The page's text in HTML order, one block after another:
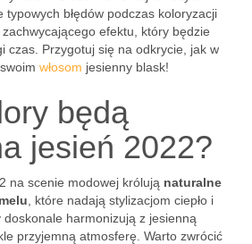
błędów podczas koloryzacji
efektu, który będzie
czas. Przygotuj się na odkrycie, jak w
włosom jesienny blask!
będą
jesień 2022?
na scenie modowej królują naturalne
, które nadają stylizacjom ciepło i
doskonale harmonizują z jesienną
przyjemną atmosferę. Warto zwrócić